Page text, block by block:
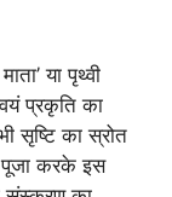
या पृथ्वी
प्रकृति का
सृष्टि का स्रोत
पूजा करके इस